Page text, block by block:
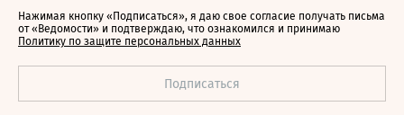
Нажимая кнопку «Подписаться», я даю свое согласие получать письма
от «Ведомости» и подтверждаю, что ознакомился и принимаю
Политику по защите персональных данных